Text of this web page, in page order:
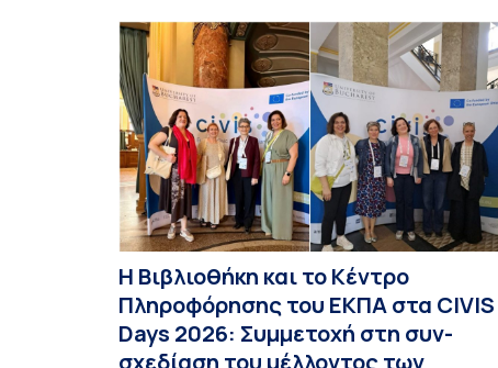
το ακαδημαϊκό έτος 2026-2027, έως τη Δευτέρα
31 Αυγούστου 2026. […]
Η Βιβλιοθήκη και το Κέντρο
Πληροφόρησης του ΕΚΠΑ στα CIVIS
Days 2026: Συμμετοχή στη συν-
σχεδίαση του μέλλοντος των